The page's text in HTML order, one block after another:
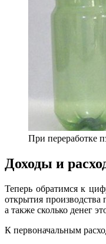
При переработке
Доходы и
Теперь обратимся к
открытия производства
а также сколько денег
К первоначальным